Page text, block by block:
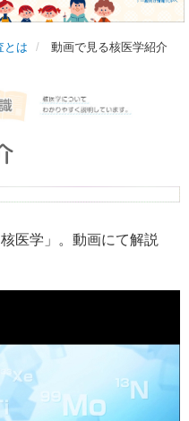
とは 動画で見る核医学紹介
医学」。動画にて解説